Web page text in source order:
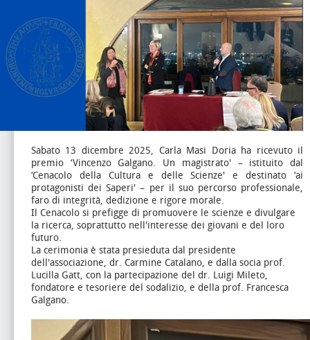
Sabato 13 dicembre 2025, Carla Masi Doria ha ricevuto il
premio ‘Vincenzo Galgano. Un magistrato' – istituito dal
‘Cenacolo della Cultura e delle Scienze' e destinato ‘ai
protagonisti dei Saperi' – per il suo percorso professionale,
faro di integrità, dedizione e rigore morale.
Il Cenacolo si prefigge di promuovere le scienze e divulgare
la ricerca, soprattutto nell'interesse dei giovani e del loro
futuro.
La cerimonia è stata presieduta dal presidente
dell'associazione, dr. Carmine Catalano, e dalla socia prof.
Lucilla Gatt, con la partecipazione del dr. Luigi Mileto,
fondatore e tesoriere del sodalizio, e della prof. Francesca
Galgano.